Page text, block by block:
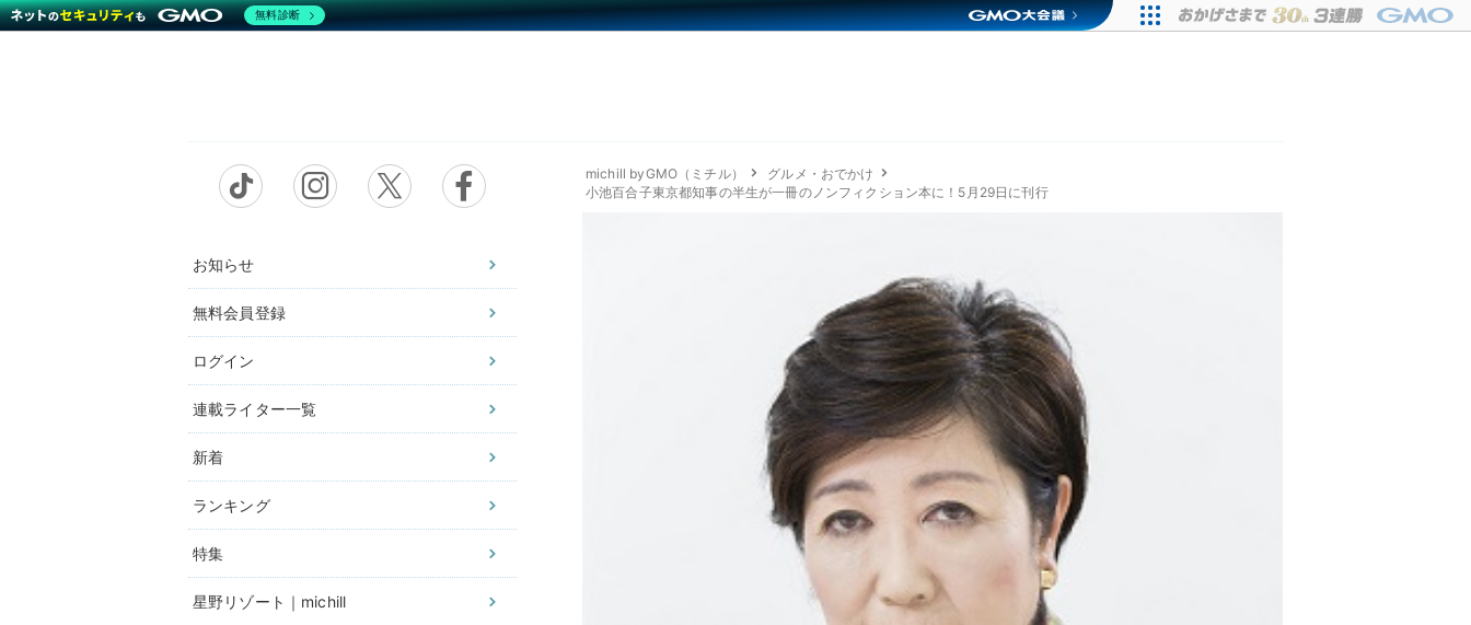
お知らせ
無料会員登録
ログイン
連載ライター一覧
新着
ランキング
特集
星野リゾート｜michill
michill byGMO（ミチル）
グルメ・おでかけ
小池百合子東京都知事の半生が一冊のノンフィクション本に！5月29日に刊行
無料診断